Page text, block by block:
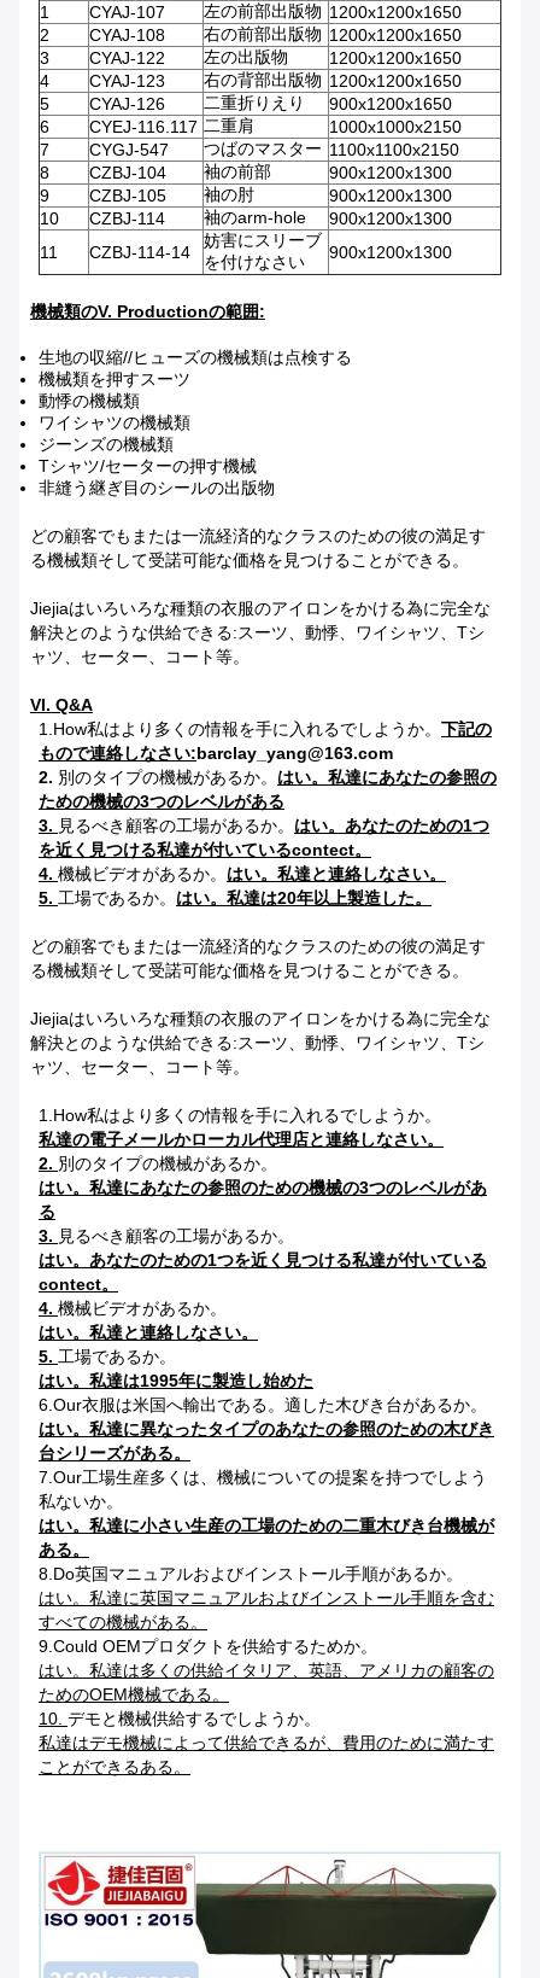
1
CYAJ-107 左の前部出版物 1200x1200x1650
2
CYAJ-108 右の前部出版物 1200x1200x1650
3
CYAJ-122 左の出版物
1200x1200x1650
4
CYAJ-123 右の背部出版物 1200x1200x1650
5
CYAJ-126 二重折りえり
900x1200x1650
6
CYEJ-116.117 二重肩
1000x1000x2150
7
CYGJ-547 つばのマスター 1100x1100x2150
8
CZBJ-104 袖の前部
900x1200x1300
9
CZBJ-105 袖の肘
900x1200x1300
10
CZBJ-114 袖のarm-hole
900x1200x1300
11
CZBJ-114-14
妨害にスリーブ
を付けなさい
900x1200x1300
機械類のV. Productionの範囲:
生地の収縮//ヒューズの機械類は点検する
機械類を押すスーツ
動悸の機械類
ワイシャツの機械類
ジーンズの機械類
Tシャツ/セーターの押す機械
非縫う継ぎ目のシールの出版物
どの顧客でもまたは一流経済的なクラスのための彼の満足す
る機械類そして受諾可能な価格を見つけることができる。
Jiejiaはいろいろな種類の衣服のアイロンをかける為に完全な
解決とのような供給できる:スーツ、動悸、ワイシャツ、Tシ
ャツ、セーター、コート等。
VI. Q&A
1.How私はより多くの情報を手に入れるでしようか。 下記の
もので連絡しなさい:barclay_yang@163.com
2. 別のタイプの機械があるか。 はい。私達にあなたの参照の
ための機械の3つのレベルがある
3. 見るべき顧客の工場があるか。 はい。あなたのための1つ
を近く見つける私達が付いているcontect。
4. 機械ビデオがあるか。 はい。私達と連絡しなさい。
5. 工場であるか。 はい。私達は20年以上製造した。
どの顧客でもまたは一流経済的なクラスのための彼の満足す
る機械類そして受諾可能な価格を見つけることができる。
Jiejiaはいろいろな種類の衣服のアイロンをかける為に完全な
解決とのような供給できる:スーツ、動悸、ワイシャツ、Tシ
ャツ、セーター、コート等。
1.How私はより多くの情報を手に入れるでしようか。
私達の電子メールかローカル代理店と連絡しなさい。
2. 別のタイプの機械があるか。
はい。私達にあなたの参照のための機械の3つのレベルがあ
る
3. 見るべき顧客の工場があるか。
はい。あなたのための1つを近く見つける私達が付いている
contect。
4. 機械ビデオがあるか。
はい。私達と連絡しなさい。
5. 工場であるか。
はい。私達は1995年に製造し始めた
6.Our衣服は米国へ輸出である。適した木びき台があるか。
はい。私達に異なったタイプのあなたの参照のための木びき
台シリーズがある。
7.Our工場生産多くは、機械についての提案を持つでしよう
私ないか。
はい。私達に小さい生産の工場のための二重木びき台機械が
ある。
8.Do英国マニュアルおよびインストール手順があるか。
はい。私達に英国マニュアルおよびインストール手順を含む
すべての機械がある。
9.Could OEMプロダクトを供給するためか。
はい。私達は多くの供給イタリア、英語、アメリカの顧客の
ためのOEM機械である。
10. デモと機械供給するでしようか。
私達はデモ機械によって供給できるが、費用のために満たす
ことができるある。